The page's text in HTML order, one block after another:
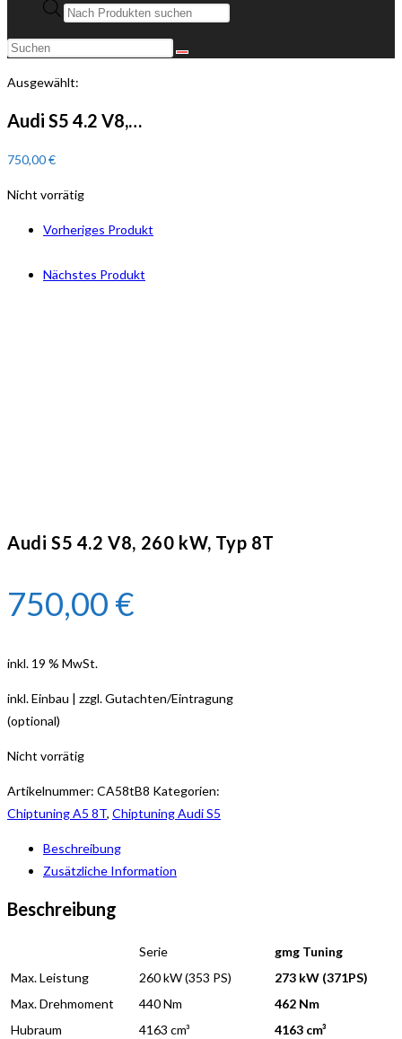
Products
Diese
durchsuchen
Ausgewählt:
Audi S5 4.2 V8,…
750,00€
Nicht vorrätig
Vorheriges Produkt
Nächstes Produkt
Audi S5 4.2 V8, 260 kW, Typ 8T
750,00 €
inkl. 19 % MwSt.
inkl. Einbau | zzgl. Gutachten/Eintragung
(optional)
Nicht vorrätig
Artikelnummer: CA58tB8 Kategorien:
Chiptuning A5 8T, Chiptuning Audi S5
Beschreibung
Zusätzliche Information
Beschreibung
Serie
gmg Tuning
Max. Leistung
260 kW (353 PS)
273 kW (371PS)
Max. Drehmoment
440 Nm
462 Nm
Hubraum
4163 cm³ 4163 cm³